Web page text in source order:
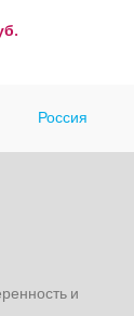
Россия
и